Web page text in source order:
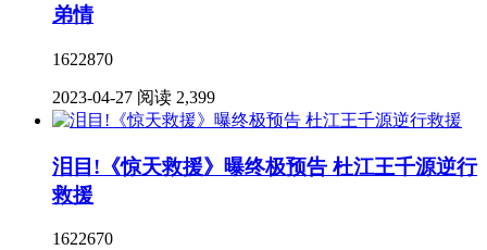
弟情
1622870
2023-04-27 阅读 2,399
泪目!《惊天救援》曝终极预告 杜江王千源逆行
救援
1622670